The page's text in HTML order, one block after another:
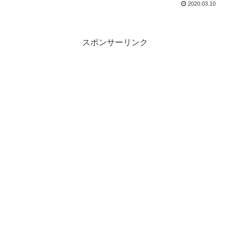
2020.03.10
スポンサーリンク